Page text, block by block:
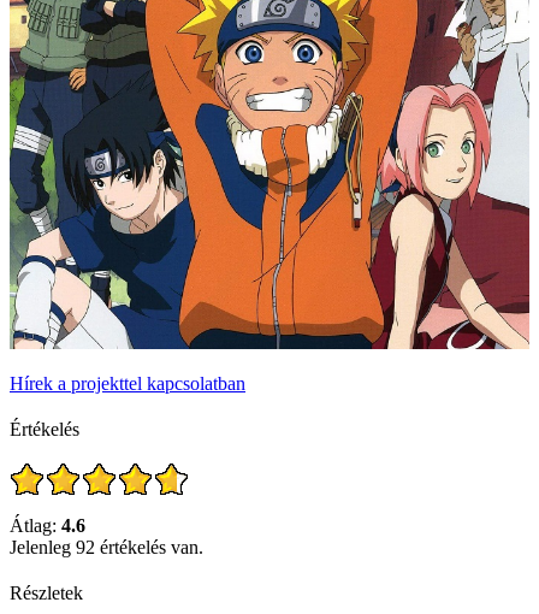
Hírek a projekttel kapcsolatban
Értékelés
Átlag: 4.6
Jelenleg 92 értékelés van.
Részletek